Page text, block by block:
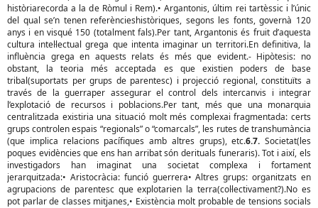
històriarecorda a la de Ròmul i Rem).• Argantonis, últim rei tartèssic i l’únic
del qual se’n tenen referèncieshistòriques, segons les fonts, governà 120
anys i en visqué 150 (totalment fals).Per tant, Argantonis és fruit d’aquesta
cultura intel·lectual grega que intenta imaginar un territori.En definitiva, la
influència grega en aquests relats és més que evident.- Hipòtesis: no
obstant, la teoria més acceptada es que existien poders de base
tribal(suportats per grups de parentesc) i projecció regional, constituïts a
través de la guerraper assegurar el control dels intercanvis i integrar
l’explotació de recursos i poblacions.Per tant, més que una monarquia
centralitzada existiria una situació molt més complexai fragmentada: certs
grups controlen espais “regionals” o “comarcals”, les rutes de transhumància
(que implica relacions pacífiques amb altres grups), etc.6.7. Societat(les
poques evidències que ens han arribat són derituals funeraris). Tot i així, els
investigadors han imaginat una societat complexa i fortament
jerarquitzada:• Aristocràcia: funció guerrera• Altres grups: organitzats en
agrupacions de parentesc que explotarien la terra(col·lectivament?).No es
pot parlar de classes mitjanes,• Existència molt probable de tensions socials